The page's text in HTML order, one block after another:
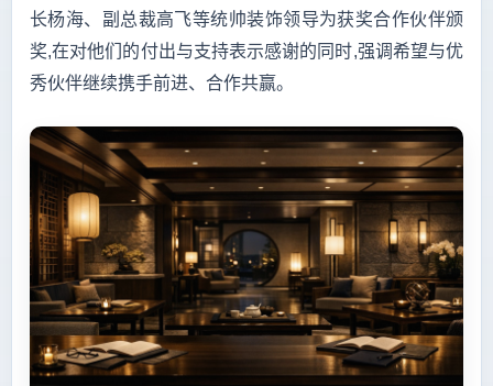
长杨海、副总裁高飞等统帅装饰领导为获奖合作伙伴颁
奖,在对他们的付出与支持表示感谢的同时,强调希望与优
秀伙伴继续携手前进、合作共赢。